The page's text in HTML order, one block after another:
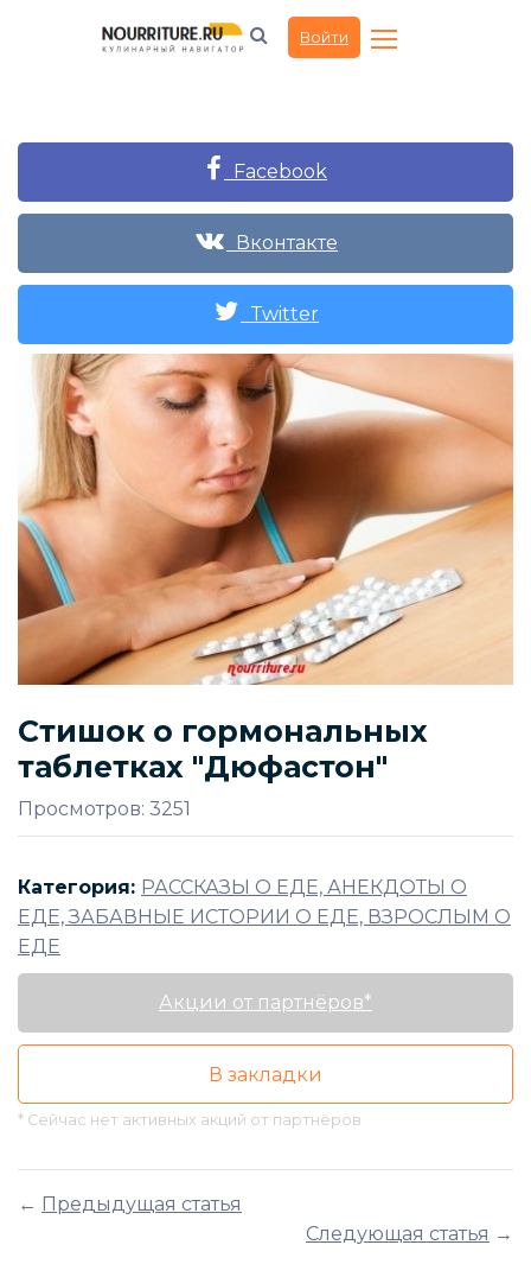
Войти
Facebook
Вконтакте
Twitter
Стишок о гормональных
таблетках "Дюфастон"
Просмотров: 3251
Категория: РАССКАЗЫ О ЕДЕ, АНЕКДОТЫ О
ЕДЕ, ЗАБАВНЫЕ ИСТОРИИ О ЕДЕ, ВЗРОСЛЫМ О
ЕДЕ
Акции от партнёров*
В закладки
* Сейчас нет активных акций от партнёров
← Предыдущая статья
Следующая статья →